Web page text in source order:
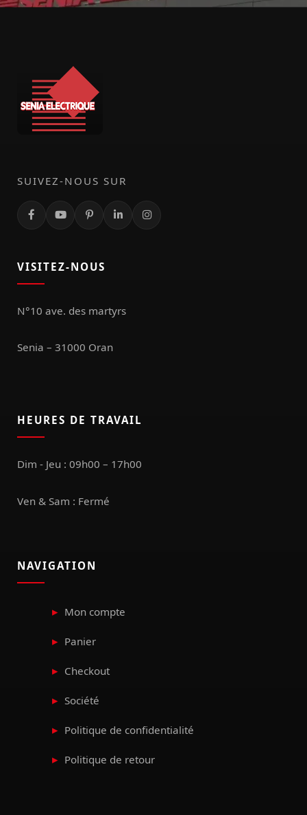
SUIVEZ-NOUS SUR
VISITEZ-NOUS
N°10 ave. des martyrs
Senia – 31000 Oran
HEURES DE TRAVAIL
Dim - Jeu : 09h00 – 17h00
Ven & Sam : Fermé
NAVIGATION
Mon compte
Panier
Checkout
Société
Politique de confidentialité
Politique de retour